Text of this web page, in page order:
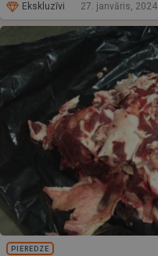
Ekskluzīvi 27. janvāris, 2024
PIEREDZE